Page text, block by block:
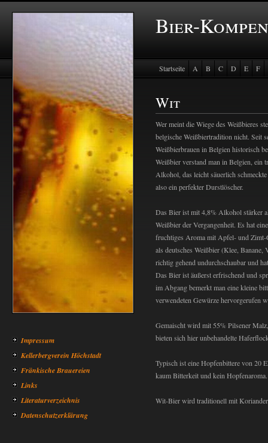
Bier-
Impressum
Kellerbergverein Höchstadt
Fränkische Brauereien
Links
Literaturverzeichnis
Datenschutzerklärung
Startseite A B C D E
F
Wit
Wer meint die Wiege des Weißbieres
belgische Weißbiertradition nicht. Seit
Weißbierbrauen in Belgien historisch
Weißbier verstand man in Belgien, ein
Alkohol, das leicht säuerlich
also ein perfekter Durstlöscher.
Das Bier ist mit 4,8% Alkohol stärker
Weißbier der Vergangenheit. Es hat
fruchtiges Aroma mit Apfel- und Zimt-
als deutsches Weißbier (Klee,
richtig gehend undurchschaubar und
Das Bier ist äußerst erfrischend und
im Abgang bemerkt man eine kleine
verwendeten Gewürze hervorgerufen
Gemaischt wird mit 55% Pilsener
bieten sich hier unbehandelte
Typisch ist eine Hopfenbittere von 20
kaum Bitterkeit und kein Hopfenaroma.
Wit-Bier wird traditionell mit